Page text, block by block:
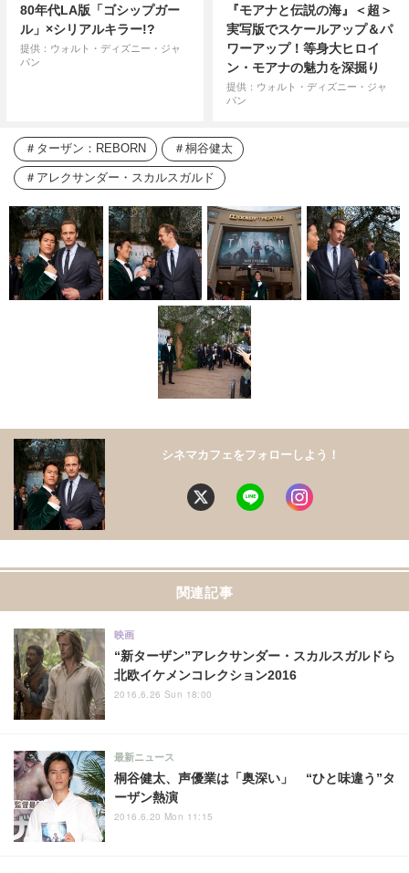
80年代LA版「ゴシップガー
ル」×シリアルキラー!?
提供：ウォルト・ディズニー・ジャ
パン
『モアナと伝説の海』＜超＞
実写版でスケールアップ＆パ
ワーアップ！等身大ヒロイ
ン・モアナの魅力を深掘り
提供：ウォルト・ディズニー・ジャ
パン
ターザン：REBORN 桐谷健太
アレクサンダー・スカルスガルド
シネマカフェをフォローしよう！
関連記事
“新ターザン”アレクサンダー・スカルスガルドら
北欧イケメンコレクション2016
映画
2016.6.26 Sun 18:00
桐谷健太、声優業は「奥深い」 “ひと味違う”タ
ーザン熱演
最新ニュース
2016.6.20 Mon 11:15